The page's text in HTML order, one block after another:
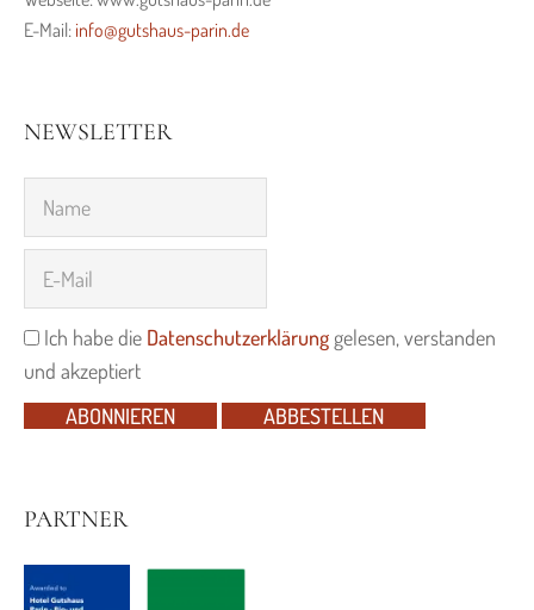
E-Mail: info@gutshaus-parin.de
NEWSLETTER
Ich habe die Datenschutzerklärung gelesen, verstanden
und akzeptiert
ABONNIEREN
ABBESTELLEN
PARTNER